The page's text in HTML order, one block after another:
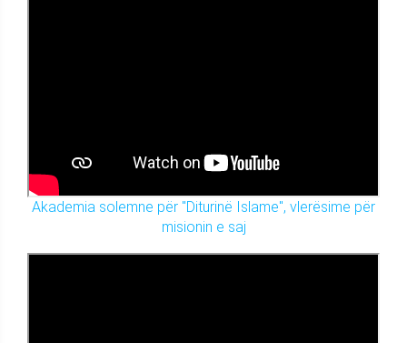
Akademia solemne për "Diturinë Islame", vlerësime për
misionin e saj